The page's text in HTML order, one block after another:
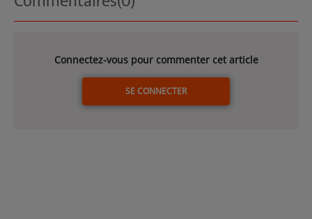
Connectez-vous pour commenter cet article
SE CONNECTER